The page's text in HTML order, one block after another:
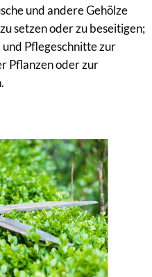
und andere Gehölze
setzen oder zu beseitigen;
und Pflegeschnitte zur
Pflanzen oder zur